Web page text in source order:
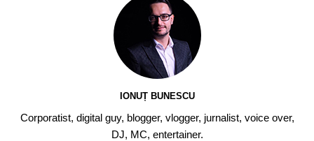
IONUȚ BUNESCU
Corporatist, digital guy, blogger, vlogger, jurnalist, voice over,
DJ, MC, entertainer.